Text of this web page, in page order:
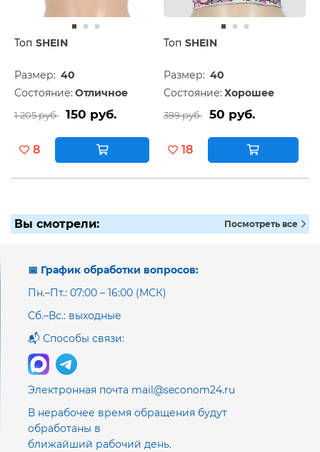
Топ SHEIN
Размер: 40
Состояние: Отличное
1 205 руб. 150 руб.
8
Топ SHEIN
Размер: 40
Состояние: Хорошее
399 руб. 50 руб.
18
Вы смотрели: Посмотреть все
📅 График обработки вопросов:
Пн.–Пт.: 07:00 – 16:00 (МСК)
Сб.–Вс.: выходные
📬 Способы связи:
Электронная почта mail@seconom24.ru
В нерабочее время обращения будут
обработаны в
ближайший рабочий день.